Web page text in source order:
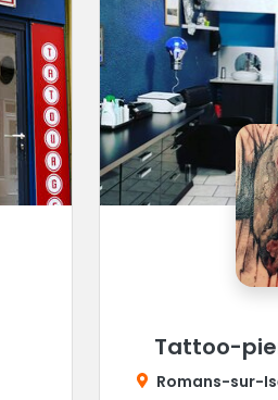
Tattoo-
Romans-sur-